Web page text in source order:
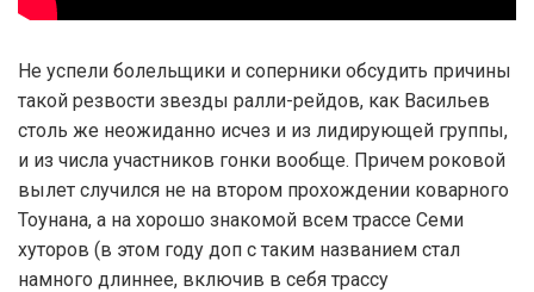
Не успели болельщики и соперники обсудить причины
такой резвости звезды ралли-рейдов, как Васильев
столь же неожиданно исчез и из лидирующей группы,
и из числа участников гонки вообще. Причем роковой
вылет случился не на втором прохождении коварного
Тоунана, а на хорошо знакомой всем трассе Семи
хуторов (в этом году доп с таким названием стал
намного длиннее, включив в себя трассу